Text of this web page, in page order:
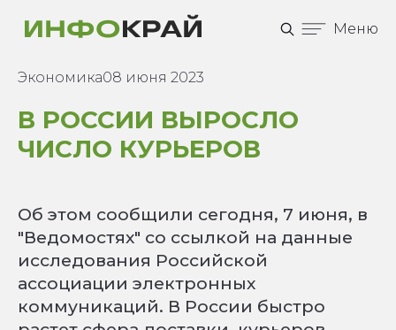
Меню
Экономика08 июня 2023
В РОССИИ ВЫРОСЛО
ЧИСЛО КУРЬЕРОВ
Об этом сообщили сегодня, 7 июня, в
"Ведомостях" со ссылкой на данные
исследования Российской
ассоциации электронных
коммуникаций. В России быстро